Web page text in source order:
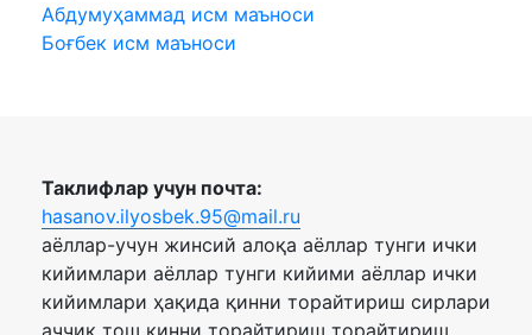
Абдумуҳаммад исм маъноси
Боғбек исм маъноси
Таклифлар учун почта:
hasanov.ilyosbek.95@mail.ru
аёллар-учун жинсий алоқа аёллар тунги ички
кийимлари аёллар тунги кийими аёллар ички
кийимлари ҳақида қинни торайтириш сирлари